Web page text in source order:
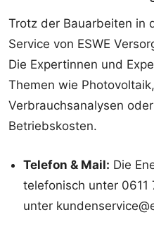
Trotz der Bauarbeiten in
Service von ESWE
Die Expertinnen und
Themen wie
Verbrauchsanalysen
Betriebskosten.
Telefon & Mail: Die
telefonisch unter
unter